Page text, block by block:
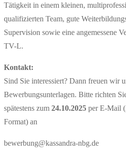
Tätigkeit in einem kleinen,
qualifizierten Team, gute
Supervision sowie eine angemessene
TV-L.
Kontakt:
Sind Sie interessiert? Dann freuen wir
Bewerbungsunterlagen. Bitte richten
spätestens zum 24.10.2025 per E-Mail
Format) an
bewerbung@kassandra-nbg.de